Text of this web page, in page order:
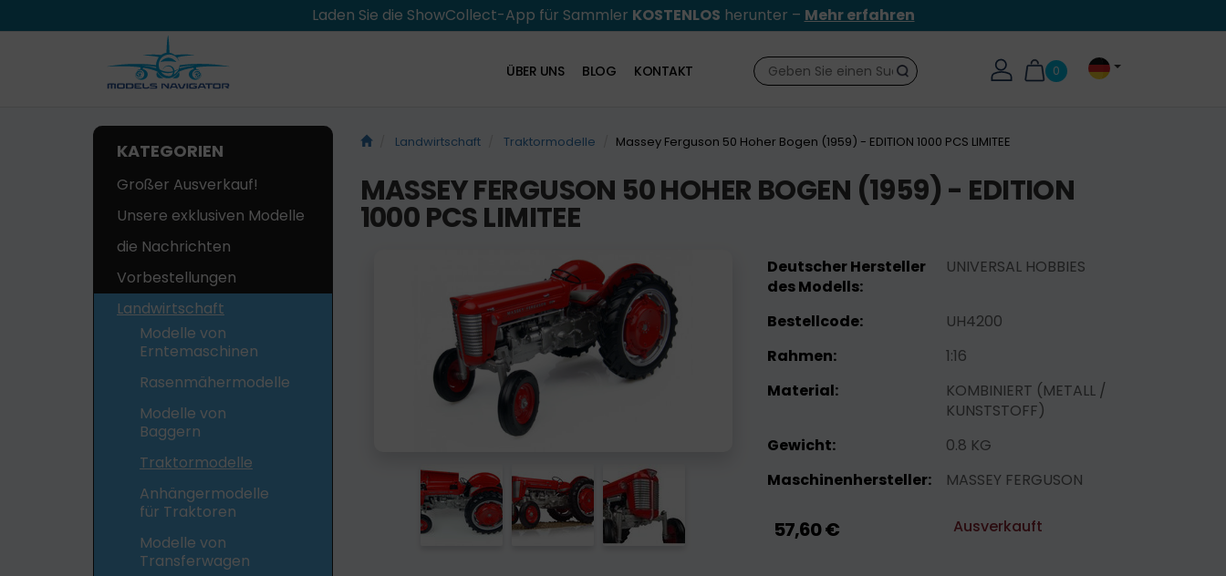
Laden Sie die ShowCollect-App für Sammler KOSTENLOS herunter – Mehr erfahren
0
Suche
ÜBER UNS BLOG KONTAKT
KATEGORIEN
Großer Ausverkauf!
Unsere exklusiven Modelle
die Nachrichten
Vorbestellungen
Landwirtschaft
Modelle von
Erntemaschinen
Rasenmähermodelle
Modelle von
Baggern
Traktormodelle
Anhängermodelle
für Traktoren
Modelle von
Transferwagen
Landwirtschaft Traktormodelle Massey Ferguson 50 Hoher Bogen (1959) - EDITION 1000 PCS LIMITEE
MASSEY FERGUSON 50 HOHER BOGEN (1959) - EDITION
1000 PCS LIMITEE
Deutscher Hersteller
des Modells:
UNIVERSAL HOBBIES
Bestellcode:
UH4200
Rahmen:
1:16
Material:
KOMBINIERT (METALL /
KUNSTSTOFF)
Gewicht:
0.8 KG
Maschinenhersteller:
MASSEY FERGUSON
57,60 € Ausverkauft